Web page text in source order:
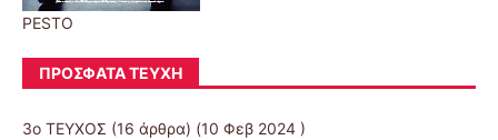
PESTO
ΠΡΌΣΦΑΤΑ ΤΕΎΧΗ
3ο ΤΕΥΧΟΣ (16 άρθρα) (10 Φεβ 2024 )